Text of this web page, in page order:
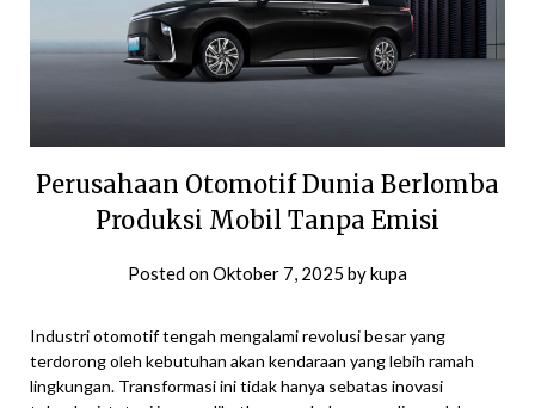
Perusahaan Otomotif Dunia Berlomba
Produksi Mobil Tanpa Emisi
Posted onOktober 7, 2025 bykupa
Industri otomotif tengah mengalami revolusi besar yang
terdorong oleh kebutuhan akan kendaraan yang lebih ramah
lingkungan. Transformasi ini tidak hanya sebatas inovasi